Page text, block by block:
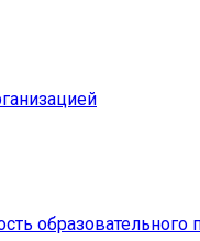
образовательного